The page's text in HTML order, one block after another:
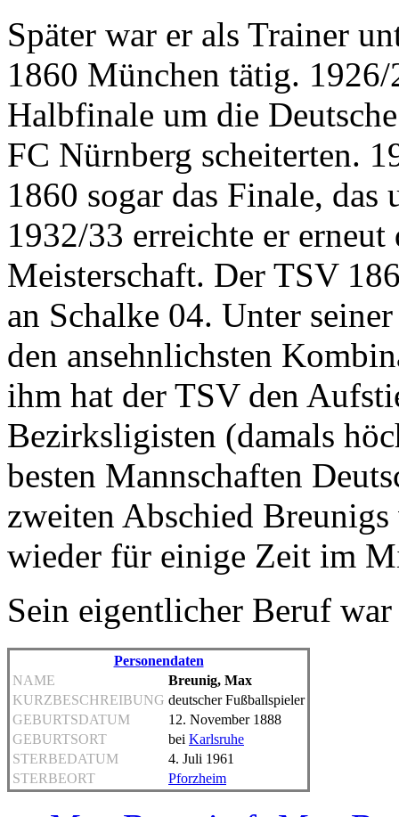
Später war er als Trainer
1860 München tätig.
Halbfinale um die
FC Nürnberg scheiterten.
1860 sogar das Finale,
1932/33 erreichte er
Meisterschaft. Der TSV
an Schalke 04. Unter
den ansehnlichsten
ihm hat der TSV den
Bezirksligisten (damals
besten Mannschaften
zweiten Abschied
wieder für einige Zeit im
Sein eigentlicher Beruf
Personendaten
NAME
Breunig, Max
KURZBESCHREIBUNG deutscher Fußballspieler
GEBURTSDATUM
12. November 1888
GEBURTSORT
bei Karlsruhe
STERBEDATUM
4. Juli 1961
STERBEORT
Pforzheim